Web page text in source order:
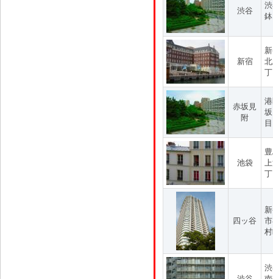
渋谷
新宿
赤坂見
附
目
池袋
四ッ谷